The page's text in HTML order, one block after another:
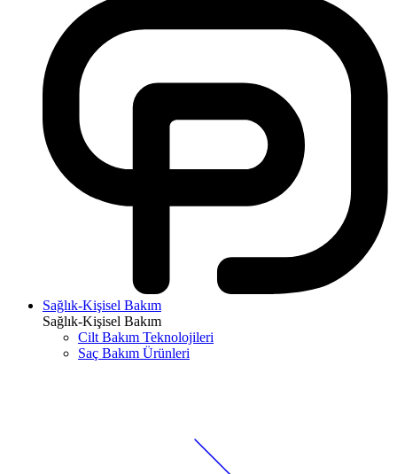
Sağlık-Kişisel Bakım
Sağlık-Kişisel Bakım
Cilt Bakım Teknolojileri
Saç Bakım Ürünleri